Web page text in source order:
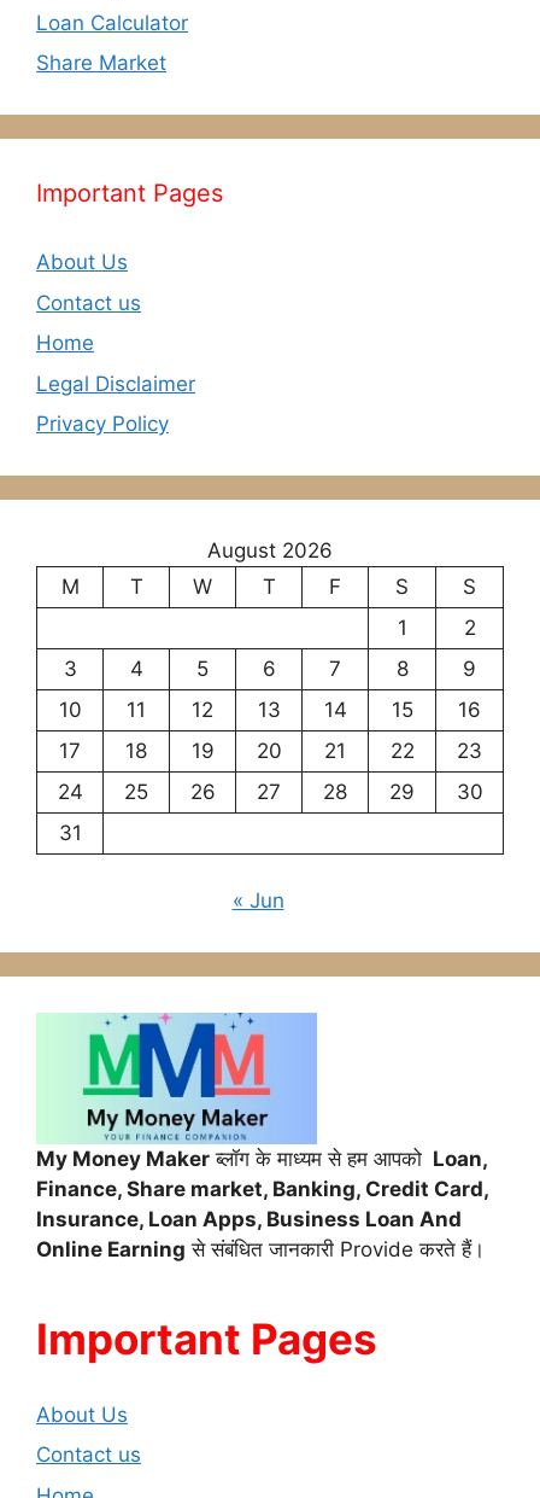
Loan Calculator
Share Market
Important Pages
About Us
Contact us
Home
Legal Disclaimer
Privacy Policy
August 2026
M
T W T F S
S
1
2
3
4 5 6 7 8
9
10
11 12 13 14 15
16
17
18 19 20 21 22
23
24
25 26 27 28 29
30
31
« Jun
My Money Maker ब्लॉग के माध्यम से हम आपको Loan,
Finance, Share market, Banking, Credit Card,
Insurance, Loan Apps, Business Loan And
Online Earning से संबंधित जानकारी Provide करते हैं।
Important Pages
About Us
Contact us